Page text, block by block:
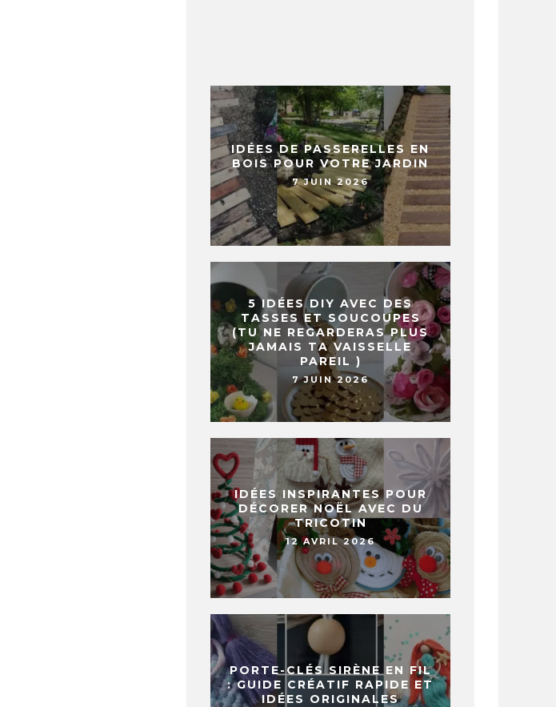
IDÉES DE PASSERELLES EN
BOIS POUR VOTRE JARDIN
7 JUIN 2026
5 IDÉES DIY AVEC DES
TASSES ET SOUCOUPES
(TU NE REGARDERAS PLUS
JAMAIS TA VAISSELLE
PAREIL )
7 JUIN 2026
IDÉES INSPIRANTES POUR
DÉCORER NOËL AVEC DU
TRICOTIN
12 AVRIL 2026
PORTE-CLÉS SIRÈNE EN FIL
: GUIDE CRÉATIF RAPIDE ET
IDÉES ORIGINALES